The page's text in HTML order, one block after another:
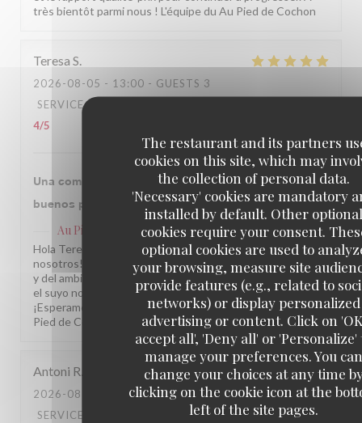
The restaurant and its partners
cookies on this site, which may
the collection of personal data.
'Necessary' cookies are mandatory
installed by default. Other
cookies require your consent.
optional cookies are used to
your browsing, measure site
provide features (e.g., related to
networks) or display personalized
advertising or content. Click on
accept all', 'Deny all' or 'Personalize'
manage your preferences. You
change your choices at any time
clicking on the cookie icon at the
left of the site pages.
très bientôt parmi nous ! L'équipe du Au Pied de Cochon
Teresa S
2026-08-05 - 13:00 - GUESTS 3
SERVICE:
4/5
Una comida excelente en un sitio con historia y
buenos profesionales, recomendable siempre.
Au Pied de Cochon has replied to this review
Hola Teresa, ¡Muchas gracias por compartir su visita con
nosotros! Nos alegra saber que disfrutó de nuestra cocina
y del ambiente de nuestro restaurante. Comentarios como
el suyo nos motivan a seguir cuidando cada detalle.
¡Esperamos volver a recibirle muy pronto! L'équipe du Au
Pied de Cochon
Antoni R
2026-08-05
- 20:30 - GUESTS 3
SERVICE
4/5 FOOD: 5/5 VALUE: